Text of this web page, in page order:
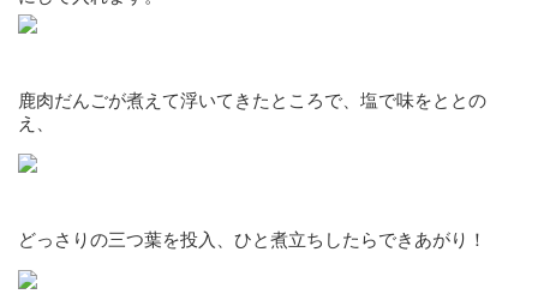
鹿肉だんごが煮えて浮いてきたところで、塩で味をととの
え、
どっさりの三つ葉を投入、ひと煮立ちしたらできあがり！